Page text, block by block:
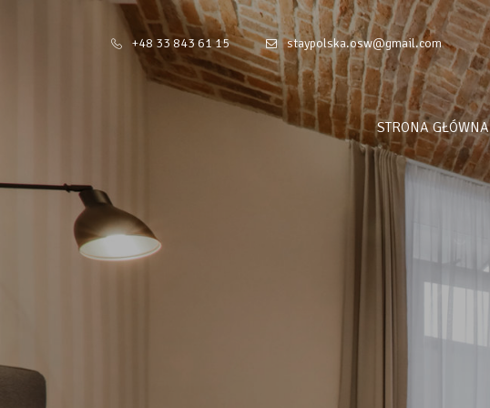
+48 33 843 61 15 staypolska.osw@gmail.com
STRONA GŁÓWNA